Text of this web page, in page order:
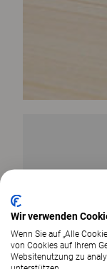
Wir verwenden
Wenn Sie auf „Alle
von Cookies auf Ihrem
Websitenutzung zu